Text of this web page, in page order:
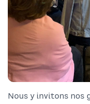
Nous y invitons nos